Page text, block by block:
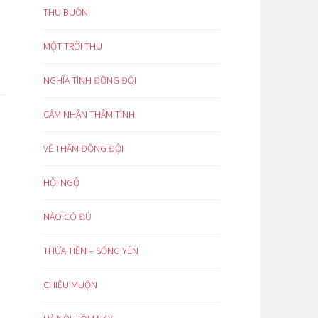
THU BUỒN
MỘT TRỜI THU
NGHĨA TÌNH ĐỒNG ĐỘI
CẢM NHẬN THÂM TÌNH
VỀ THĂM ĐỒNG ĐỘI
HỘI NGỘ
NÀO CÓ ĐỦ
THỪA TIỀN – SỐNG YÊN
CHIỀU MUỘN